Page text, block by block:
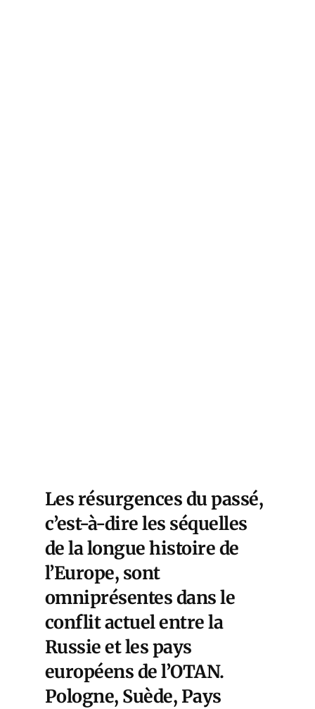
Les résurgences du passé,
c’est-à-dire les séquelles
de la longue histoire de
l’Europe, sont
omniprésentes dans le
conflit actuel entre la
Russie et les pays
européens de l’OTAN.
Pologne, Suède, Pays